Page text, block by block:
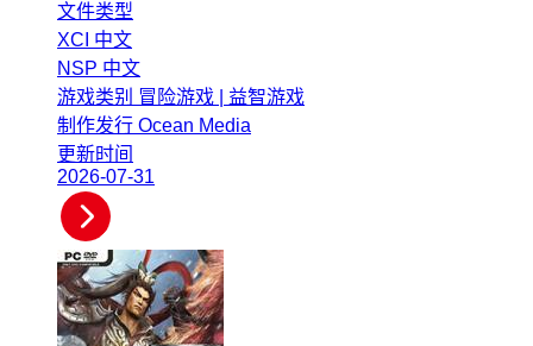
文件类型
XCI 中文
NSP 中文
游戏类别 冒险游戏 | 益智游戏
制作发行 Ocean Media
更新时间
2026-07-31